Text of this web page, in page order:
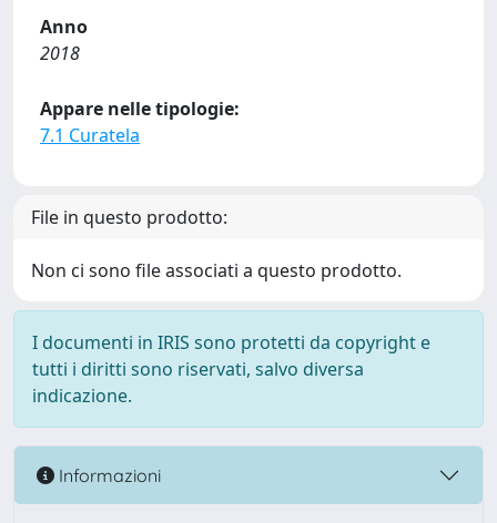
Anno
2018
Appare nelle tipologie:
7.1 Curatela
File in questo prodotto:
Non ci sono file associati a questo prodotto.
I documenti in IRIS sono protetti da copyright e
tutti i diritti sono riservati, salvo diversa
indicazione.
Informazioni